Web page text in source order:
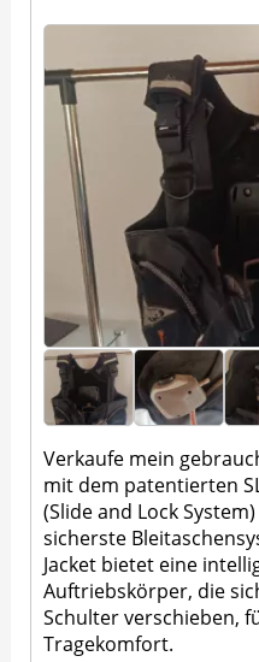
Verkaufe mein
mit dem patentierten
(Slide and Lock
sicherste
Jacket bietet eine
Auftriebskörper, die
Schulter verschieben,
Tragekomfort.